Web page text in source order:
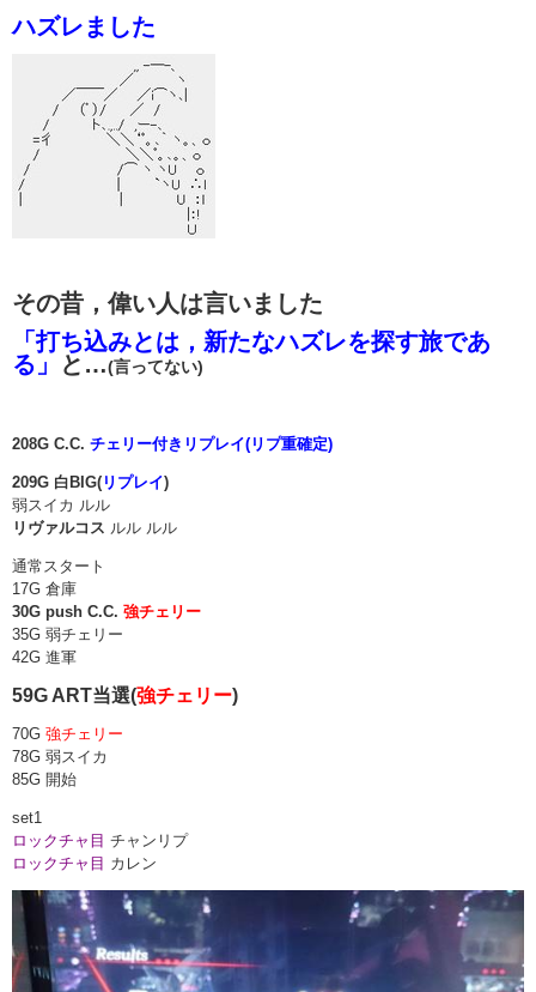
ハズレました
その昔，偉い人は言いました
「打ち込みとは，新たなハズレを探す旅であ
る」
と…(言ってない)
208G C.C. チェリー付きリプレイ(リプ重確定)
209G 白BIG( リプレイ)
弱スイカ ルル
リヴァルコス ルル ルル
通常スタート
17G 倉庫
30G push C.C. 強チェリー
35G 弱チェリー
42G 進軍
59G ART当選(強チェリー)
70G 強チェリー
78G 弱スイカ
85G 開始
set1
ロックチャ目 チャンリプ
ロックチャ目 カレン